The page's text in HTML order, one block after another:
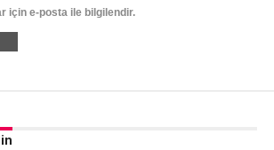
için e-posta ile bilgilendir.